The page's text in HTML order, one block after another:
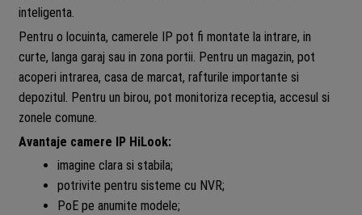
inteligenta.
Pentru o locuinta, camerele IP pot fi montate la intrare, in
curte, langa garaj sau in zona portii. Pentru un magazin, pot
acoperi intrarea, casa de marcat, rafturile importante si
depozitul. Pentru un birou, pot monitoriza receptia, accesul si
zonele comune.
Avantaje camere IP HiLook:
imagine clara si stabila;
potrivite pentru sisteme cu NVR;
PoE pe anumite modele;